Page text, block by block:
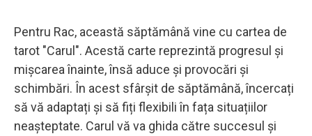
Pentru Rac, această săptămână vine cu cartea de
tarot "Carul". Acestă carte reprezintă progresul și
mișcarea înainte, însă aduce și provocări și
schimbări. În acest sfârșit de săptămână, încercați
să vă adaptați și să fiți flexibili în fața situațiilor
neașteptate. Carul vă va ghida către succesul și